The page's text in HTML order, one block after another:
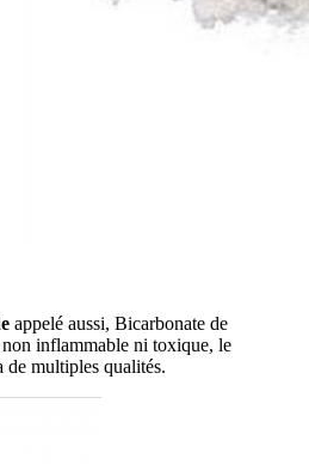
appelé aussi, Bicarbonate de
inflammable ni toxique, le
de multiples qualités.